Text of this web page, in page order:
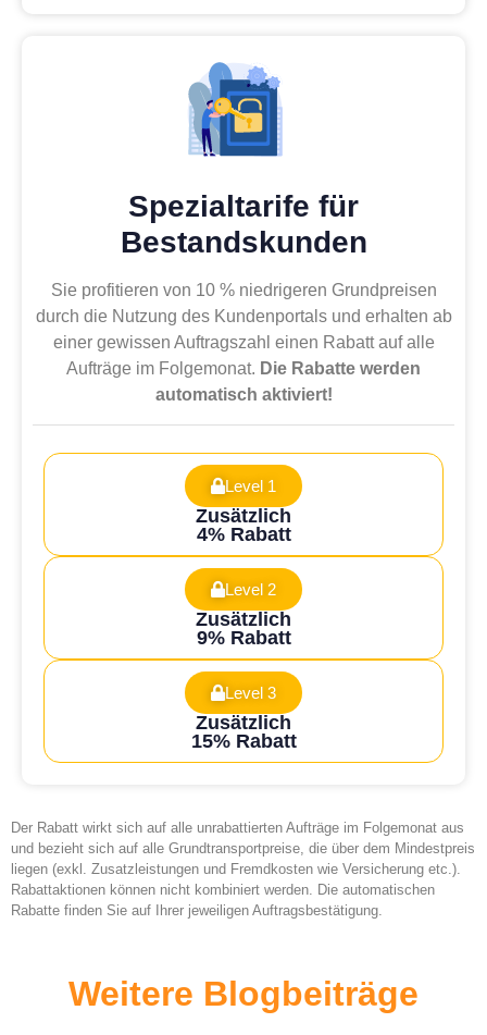
Spezialtarife für
Bestandskunden
Sie profitieren von 10 % niedrigeren Grundpreisen
durch die Nutzung des Kundenportals und erhalten ab
einer gewissen Auftragszahl einen Rabatt auf alle
Aufträge im Folgemonat. Die Rabatte werden
automatisch aktiviert!
Level 1
Zusätzlich
4% Rabatt
Level 2
Zusätzlich
9% Rabatt
Level 3
Zusätzlich
15% Rabatt
Der Rabatt wirkt sich auf alle unrabattierten Aufträge im Folgemonat aus
und bezieht sich auf alle Grundtransportpreise, die über dem Mindestpreis
liegen (exkl. Zusatzleistungen und Fremdkosten wie Versicherung etc.).
Rabattaktionen können nicht kombiniert werden. Die automatischen
Rabatte finden Sie auf Ihrer jeweiligen Auftragsbestätigung.
Weitere Blogbeiträge